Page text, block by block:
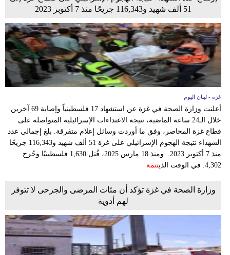
51 ألف شهيد و116,343 جريحًا منذ 7 أكتوبر 2023
غزة - لبنان اليوم
أعلنت وزارة الصحة في غزة عن استشهاد 17 فلسطينياً وإصابة 69 آخرين
خلال الـ24 ساعة الماضية، نتيجة الاعتداءات الإسرائيلية المتواصلة على
قطاع غزة المحاصر، وفق ما أوردت وسائل إعلام متفرقة. بلغ إجمالي عدد
الشهداء نتيجة الهجوم الإسرائيلي على غزة 51 ألف شهيد و116,343 جريحًا
منذ 7 أكتوبر 2023. ومنذ 18 مارس 2025، قُتل 1,630 فلسطينيًا وجُرح
4,302. في الوقت الذي
تتمة
وزارة الصحة في غزة تؤكد أن مئات المرضى والجرحى لا تتوفر
لهم أدوية